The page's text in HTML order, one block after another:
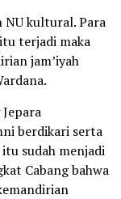
NU kultural. Para
terjadi maka
jam’iyah
berdikari serta
sudah menjadi
Cabang bahwa